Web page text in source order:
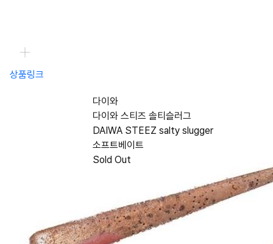
상품링크
다이와
다이와 스티즈 솔티슬러그
DAIWA STEEZ salty slugger
소프트베이트
Sold Out